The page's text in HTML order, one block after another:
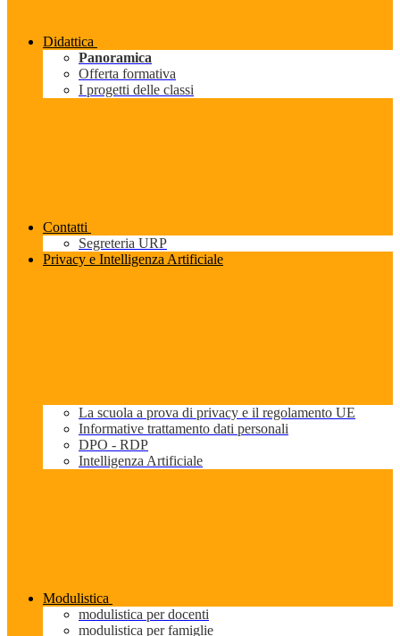
Didattica
Panoramica
Offerta formativa
I progetti delle classi
Contatti
Segreteria URP
Privacy e Intelligenza Artificiale
La scuola a prova di privacy e il regolamento UE
Informative trattamento dati personali
DPO - RDP
Intelligenza Artificiale
Modulistica
modulistica per docenti
modulistica per famiglie